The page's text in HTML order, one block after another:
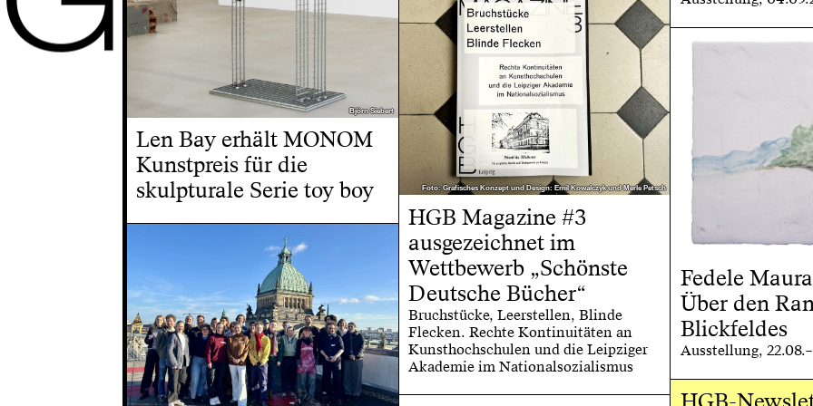
Björn Siebert
Björn Siebert
Len Bay erhält MONOM
Kunstpreis für die
skulpturale Serie toy boy
Foto: Grafisches Konzept und Design: Emil Kowalczyk und Merle Petsch
Foto: Grafisches Konzept und Design: Emil Kowalczyk und Merle Petsch
HGB Magazine #3
ausgezeichnet im
Wettbewerb „Schönste
Deutsche Bücher“
Bruchstücke, Leerstellen, Blinde
Flecken. Rechte Kontinuitäten an
Kunsthochschulen und die Leipziger
Akademie im Nationalsozialismus
Fedele
Über den
Blickfeldes
Ausstellung,